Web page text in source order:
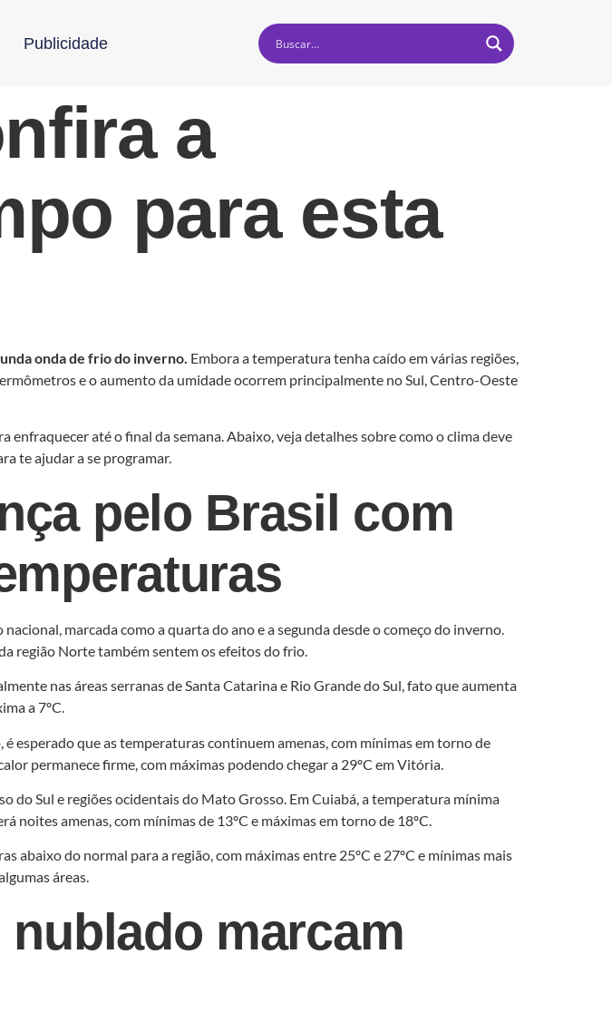
Publicidade
a
para esta
onda de frio do inverno. Embora a temperatura tenha caído em várias regiões,
e o aumento da umidade ocorrem principalmente no Sul, Centro-Oeste
até o final da semana. Abaixo, veja detalhes sobre como o clima deve
te ajudar a se programar.
pelo Brasil com
marcada como a quarta do ano e a segunda desde o começo do inverno.
região Norte também sentem os efeitos do frio.
nas áreas serranas de Santa Catarina e Rio Grande do Sul, fato que aumenta
a 7ºC.
é esperado que as temperaturas continuem amenas, com mínimas em torno de
permanece firme, com máximas podendo chegar a 29ºC em Vitória.
do Sul e regiões ocidentais do Mato Grosso. Em Cuiabá, a temperatura mínima
noites amenas, com mínimas de 13ºC e máximas em torno de 18ºC.
do normal para a região, com máximas entre 25ºC e 27ºC e mínimas mais
áreas.
marcam